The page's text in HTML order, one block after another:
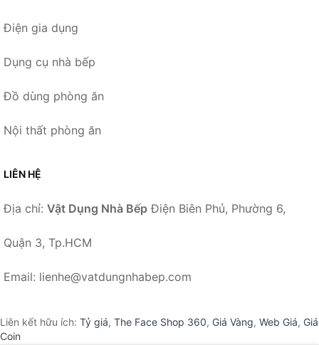
Điện gia dụng
Dụng cụ nhà bếp
Đồ dùng phòng ăn
Nội thất phòng ăn
LIÊN HỆ
Địa chỉ: Vật Dụng Nhà Bếp Điện Biên Phủ, Phường 6,
Quận 3, Tp.HCM
Email: lienhe@vatdungnhabep.com
Liên kết hữu ích: Tỷ giá, The Face Shop 360, Giá Vàng, Web Giá, Giá
Coin